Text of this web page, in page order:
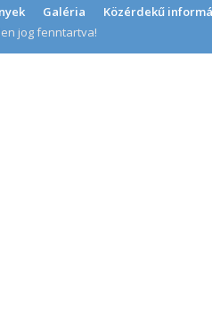
Galéria
Közérdekű
jog fenntartva!